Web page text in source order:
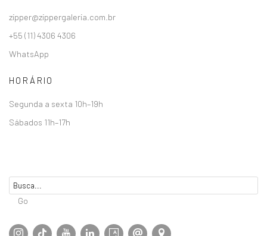
zipper@zippergaleria.com.br
+55 (11) 4306 4306
WhatsApp
HORÁRIO
Segunda a sexta 10h–19h
Sábados 11h–17h
Go